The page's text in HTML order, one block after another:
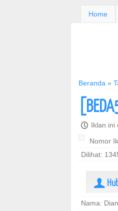
Home
Beranda »
P Iklan ini
Nomor
Dilihat:
U
Nama: